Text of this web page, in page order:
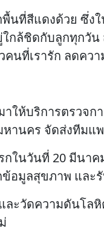
พื้นที่สีแดงด้วย ซึ่
กล้ชิดกับลูกทุกวัน
นที่เรารัก ลดคว
าให้บริการตรวจ
หานคร จัดส่งทีม
ในวันที่ 20 มีนา
อมูลสุขภาพ และ
ะวัดความดันโล